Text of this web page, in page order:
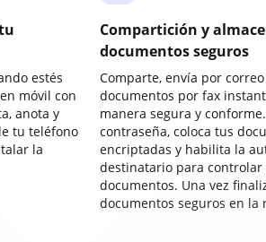
estés
móvil con
anota y
tu teléfono
la
Compartición y
documentos seguros
Comparte, envía por
documentos por fax
manera segura y
contraseña, coloca tus
encriptadas y habilita la
destinatario para controlar
documentos. Una vez
documentos seguros en la